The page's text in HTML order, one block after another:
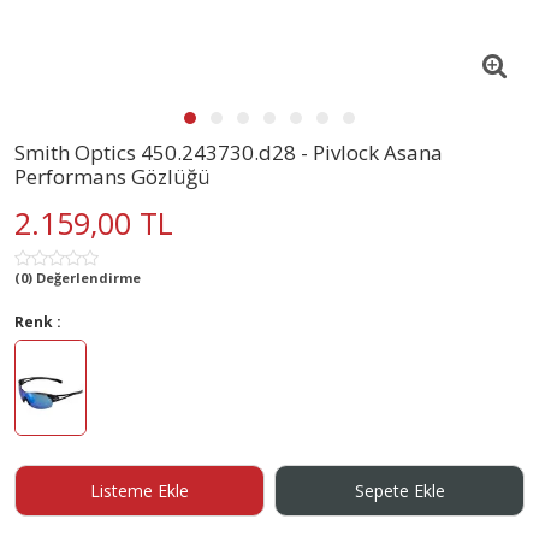
Smith Optics 450.243730.d28 - Pivlock Asana
Performans Gözlüğü
2.159,00 TL
(0) Değerlendirme
Renk :
Listeme Ekle Sepete Ekle